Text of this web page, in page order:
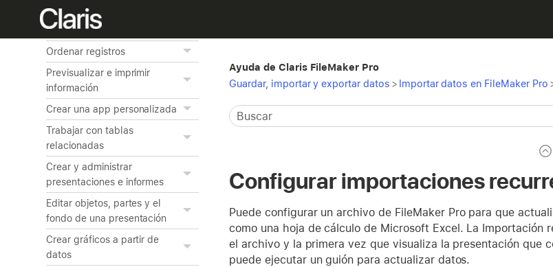
Añadir y visualizar datos
Buscar registros
Ordenar registros
Previsualizar e imprimir
información
Crear una app personalizada
Trabajar con tablas
relacionadas
Crear y administrar
presentaciones e informes
Editar objetos, partes y el
fondo de una presentación
Crear gráficos a partir de
datos
Ayuda de Claris FileMaker Pro
Guardar, importar y exportar datos > Importar datos en FileMaker Pro
Configurar importaciones
Puede configurar un archivo de FileMaker Pro para que
como una hoja de cálculo de Microsoft Excel. La
el archivo y la primera vez que visualiza la presentación que
puede ejecutar un guión para actualizar datos.